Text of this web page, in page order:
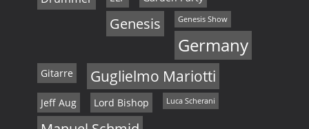
a
v
i
g
Genesis Genesis Show
Germany
Gitarre Guglielmo Mariotti
Jeff Aug Lord Bishop Luca Scherani